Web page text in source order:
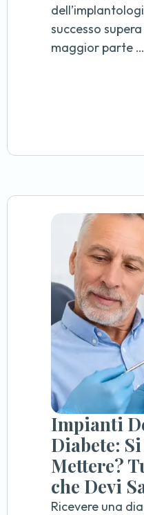
successo supera
maggior parte …
Impianti
Diabete:
Mettere?
che Devi
Ricevere una